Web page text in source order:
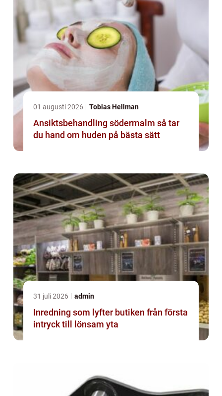
01 augusti 2026 Tobias Hellman
Ansiktsbehandling södermalm så tar
du hand om huden på bästa sätt
31 juli 2026 admin
Inredning som lyfter butiken från första
intryck till lönsam yta